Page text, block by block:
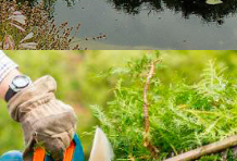
En savoir plus
de vos parcs et
jardins